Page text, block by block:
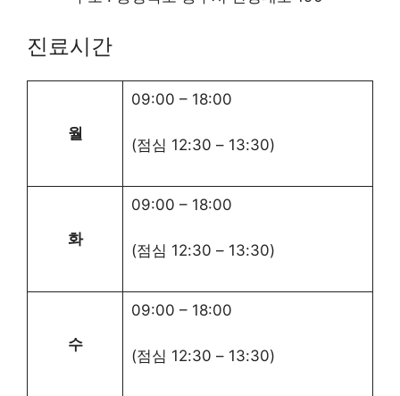
진료시간
월
09:00 – 18:00
(점심 12:30 – 13:30)
화
09:00 – 18:00
(점심 12:30 – 13:30)
수
09:00 – 18:00
(점심 12:30 – 13:30)